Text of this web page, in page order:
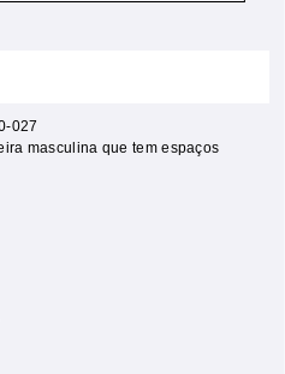
027
masculina que tem espaços